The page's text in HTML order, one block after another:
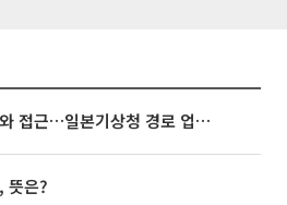
태풍 '돌핀' 오키나와 접근…일본기상청 경로 업데이트
뜻은?